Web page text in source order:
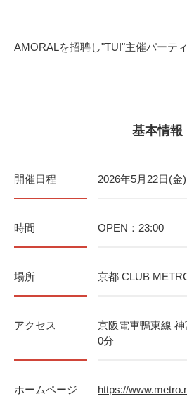
AMORALを招聘し"TUI"主催パーテ
基本情報
開催日程 2026年5月22日(金)
時間 OPEN：23:00
場所 京都 CLUB
アクセス
京阪電車鴨東線
0分
ホームページ https://